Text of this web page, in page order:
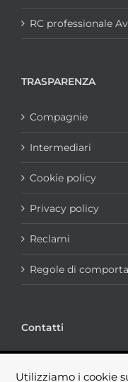
RC professionale
TRASPARENZA
Compagnie
Intermediari
Cookie policy
Privacy policy
Reclami
Regole di
Contatti
Telefono:
Utilizziamo i cookie